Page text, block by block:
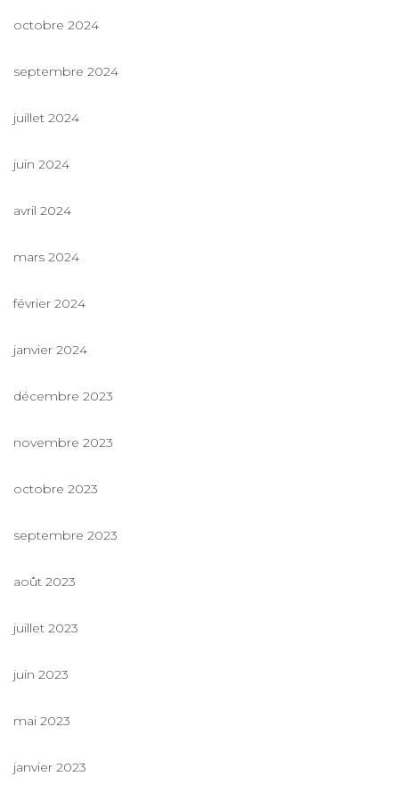
octobre 2024
septembre 2024
juillet 2024
juin 2024
avril 2024
mars 2024
février 2024
janvier 2024
décembre 2023
novembre 2023
octobre 2023
septembre 2023
août 2023
juillet 2023
juin 2023
mai 2023
janvier 2023